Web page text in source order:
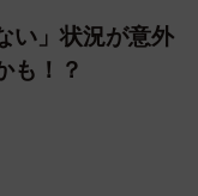
い」状況が意外
も！？